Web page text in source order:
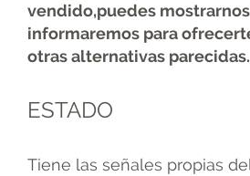
vendido,puedes
informaremos para
otras alternativas parecidas.
ESTADO
Tiene las señales propias